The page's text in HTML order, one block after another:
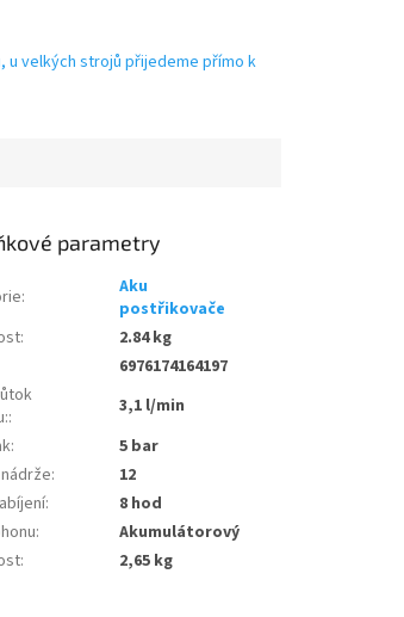
u velkých strojů přijedeme přímo k
parametry
:
Aku
postřikovače
:
2.84 kg
6976174164197
:
3,1 l/min
:
5 bar
:
12
:
8 hod
:
Akumulátorový
: 2,65 kg